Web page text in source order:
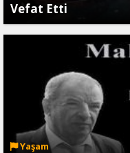
Vefat Etti
Yaşam